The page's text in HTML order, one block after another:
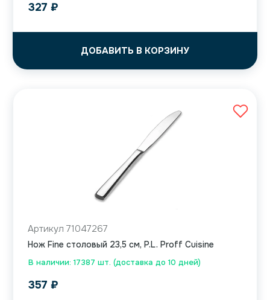
327 ₽
ДОБАВИТЬ В КОРЗИНУ
В наличии: 17387 шт. (доставка до 10 дней)
Артикул 71047267
Нож Fine столовый 23,5 см, P.L. Proff Cuisine
357 ₽